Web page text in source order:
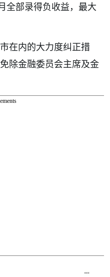
全部录得负收益，最大
在内的大力度纠正措
除金融委员会主席及金